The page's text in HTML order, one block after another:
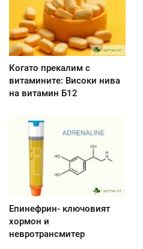
Когато прекалим с
витамините: Високи нива
на витамин Б12
Епинефрин- ключовият
хормон и
невротрансмитер